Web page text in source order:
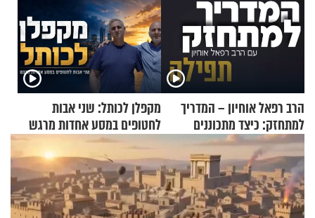
הרב רפאל אוחיון – המדריך
למתחזק: כיצד מתכוננים
לתפילה?
מקפלן לכותל: שני אבות
לחטופים במסע אחדות מרגש